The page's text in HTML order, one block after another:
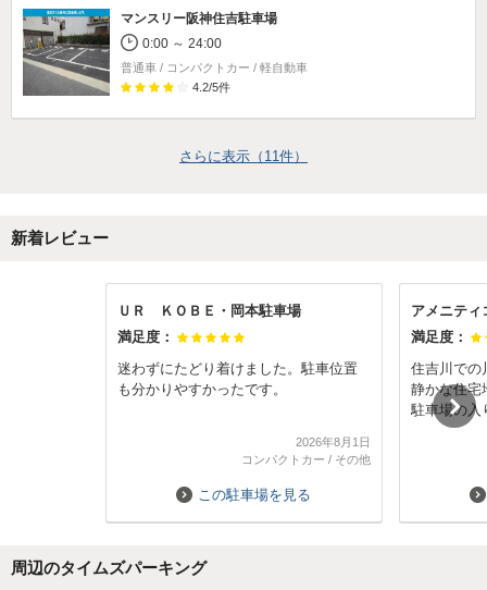
マンスリー阪神住吉駐車場
0:00 ～ 24:00
普通車 / コンパクトカー / 軽自動車
4.2/5件
さらに表示（ 11件）
新着レビュー
ＵＲ ＫＯＢＥ・岡本駐車場
満足度：
迷わずにたどり着けました。駐車位置
も分かりやすかったです。
2026年8月1日
コンパクトカー / その他
この駐車場を見る
アメニティ
満足度：
住吉川での
静かな住宅
駐車場の入
ただ、車
れかな？
周辺のタイムズパーキング